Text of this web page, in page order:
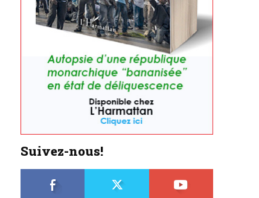
Suivez-nous!